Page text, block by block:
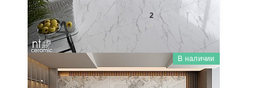
2 600 ₽/м 2
В наличии
NTT3012P